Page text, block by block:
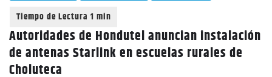
Autoridades de Hondutel anuncian instalación
de antenas Starlink en escuelas rurales de
Choluteca